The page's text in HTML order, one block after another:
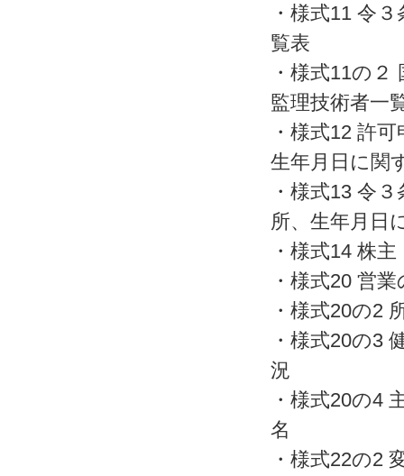
・様式11 令
覧表
・様式11の２
監理技術者一
・様式12 許
生年月日に関
・様式13 令
所、生年月日
・様式14 株
・様式20 営
・様式20の2
・様式20の3
況
・様式20の4
名
・様式22の2